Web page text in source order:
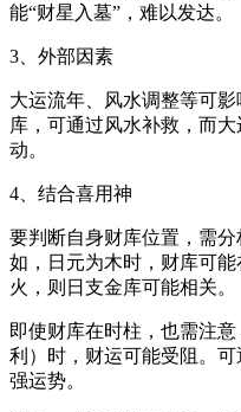
能“财星入墓”，难以发达。
3、外部因素
大运流年、风水调整等可
库，可通过风水补救，而
动。
4、结合喜用神
要判断自身财库位置，需
如，日元为木时，财库可
火，则日支金库可能相关。
即使财库在时柱，也需注
利）时，财运可能受阻。
强运势。